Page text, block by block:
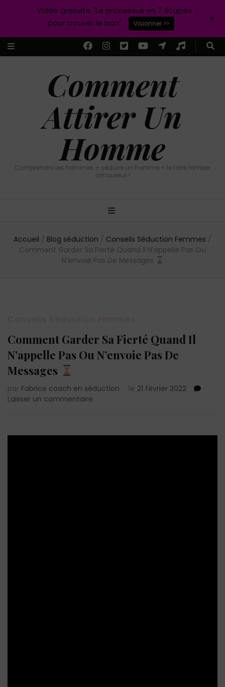
Comment
Attirer Un
Homme
Comprendre les hommes + séduire un homme + le faire tomber
amoureux !
Accueil / Blog séduction / Conseils Séduction Femmes /
Comment Garder Sa Fierté Quand Il N’appelle Pas Ou
N’envoie Pas De Messages
Comment Garder Sa Fierté Quand Il
N’appelle Pas Ou N’envoie Pas De
Messages
par Fabrice coach en séduction le 21 février 2022
Laisser un commentaire
Vidéo gratuite "Le processus en 7 étapes
pour trouver le bon"
Visionner >> +